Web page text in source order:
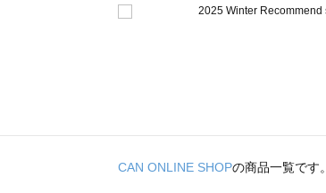
CAN ONLINE SHOPの商品一覧です。